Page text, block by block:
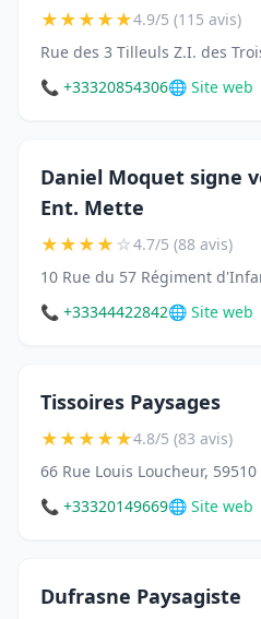
★★★★★4.9/5 (115 avis)
Rue des 3 Tilleuls Z.I. des
📞 +33320854306🌐 Site web
Daniel Moquet signe
Ent. Mette
★★★★☆4.7/5 (88 avis)
10 Rue du 57 Régiment
📞 +33344422842🌐 Site web
Tissoires Paysages
★★★★★4.8/5 (83 avis)
66 Rue Louis Loucheur, 59510
📞 +33320149669🌐 Site web
Dufrasne Paysagiste